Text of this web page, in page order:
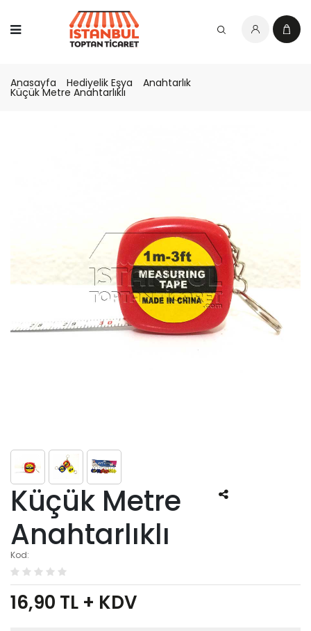
Anasayfa Hediyelik Eşya Anahtarlık
Küçük Metre Anahtarlıklı
Küçük Metre
Anahtarlıklı
Kod:
16,90 TL + KDV